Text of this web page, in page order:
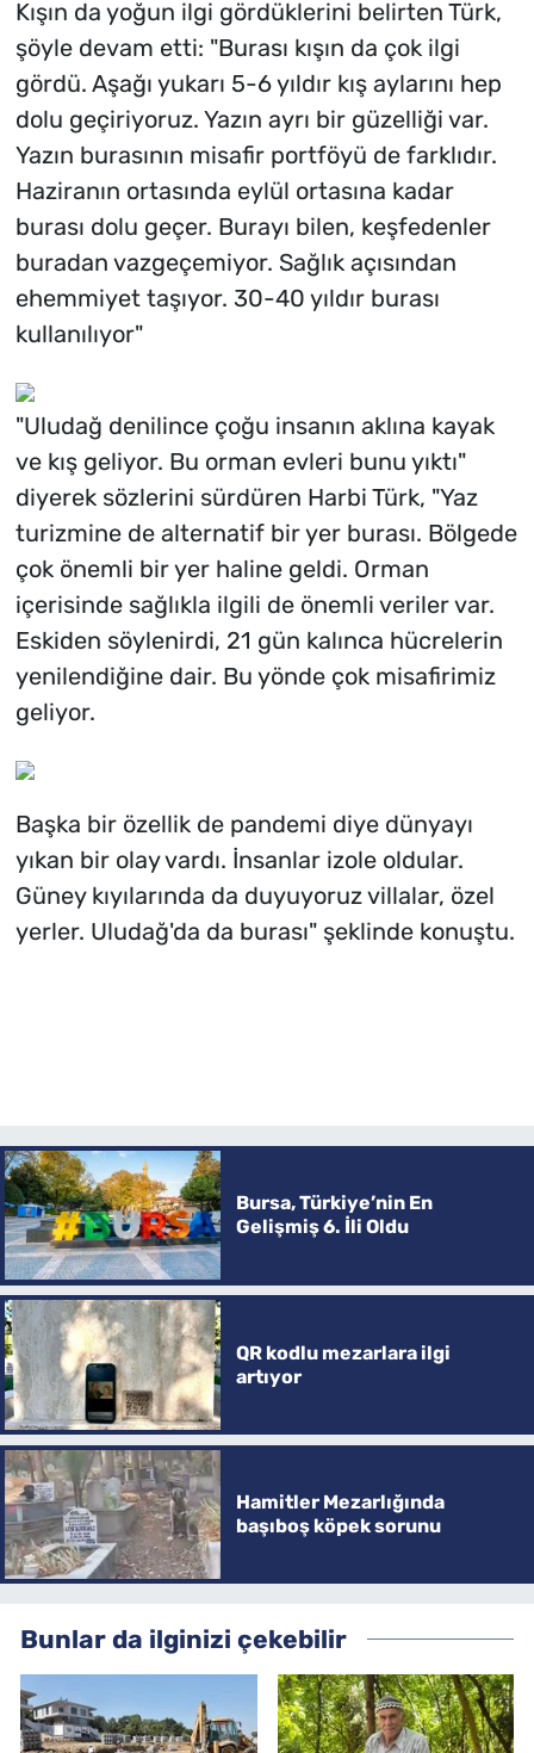
Kışın da yoğun ilgi gördüklerini belirten Türk,
şöyle devam etti: "Burası kışın da çok ilgi
gördü. Aşağı yukarı 5-6 yıldır kış aylarını hep
dolu geçiriyoruz. Yazın ayrı bir güzelliği var.
Yazın burasının misafir portföyü de farklıdır.
Haziranın ortasında eylül ortasına kadar
burası dolu geçer. Burayı bilen, keşfedenler
buradan vazgeçemiyor. Sağlık açısından
ehemmiyet taşıyor. 30-40 yıldır burası
kullanılıyor"
"Uludağ denilince çoğu insanın aklına kayak
ve kış geliyor. Bu orman evleri bunu yıktı"
diyerek sözlerini sürdüren Harbi Türk, "Yaz
turizmine de alternatif bir yer burası. Bölgede
çok önemli bir yer haline geldi. Orman
içerisinde sağlıkla ilgili de önemli veriler var.
Eskiden söylenirdi, 21 gün kalınca hücrelerin
yenilendiğine dair. Bu yönde çok misafirimiz
geliyor.
Başka bir özellik de pandemi diye dünyayı
yıkan bir olay vardı. İnsanlar izole oldular.
Güney kıyılarında da duyuyoruz villalar, özel
yerler. Uludağ'da da burası" şeklinde konuştu.
Bursa, Türkiye’nin En
Gelişmiş 6. İli Oldu
QR kodlu mezarlara ilgi
artıyor
Hamitler Mezarlığında
başıboş köpek sorunu
Bunlar da ilginizi çekebilir